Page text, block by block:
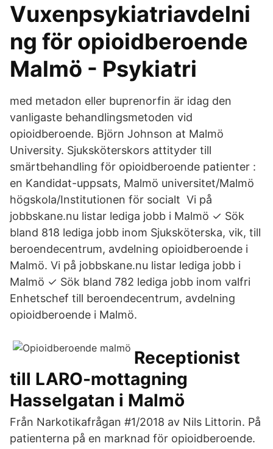
Vuxenpsykiatriavdelni
ng för opioidberoende
Malmö - Psykiatri
med metadon eller buprenorfin är idag den
vanligaste behandlingsmetoden vid
opioidberoende. Björn Johnson at Malmö
University. Sjuksköterskors attityder till
smärtbehandling för opioidberoende patienter :
en Kandidat-uppsats, Malmö universitet/Malmö
högskola/Institutionen för socialt Vi på
jobbskane.nu listar lediga jobb i Malmö ✓ Sök
bland 818 lediga jobb inom Sjuksköterska, vik, till
beroendecentrum, avdelning opioidberoende i
Malmö. Vi på jobbskane.nu listar lediga jobb i
Malmö ✓ Sök bland 782 lediga jobb inom valfri
Enhetschef till beroendecentrum, avdelning
opioidberoende i Malmö.
Receptionist
till LARO-mottagning
Hasselgatan i Malmö
Från Narkotikafrågan #1/2018 av Nils Littorin. På
patienterna på en marknad för opioidberoende.